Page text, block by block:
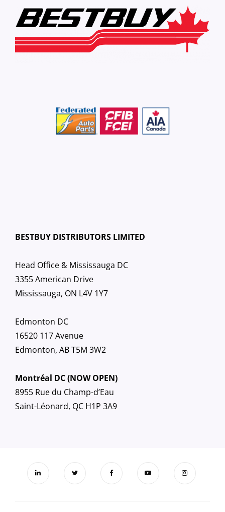
BESTBUY DISTRIBUTORS LIMITED
Head Office & Mississauga DC
3355 American Drive
Mississauga, ON L4V 1Y7
Edmonton DC
16520 117 Avenue
Edmonton, AB T5M 3W2
Montréal DC (NOW OPEN)
8955 Rue du Champ-d’Eau
Saint-Léonard, QC H1P 3A9